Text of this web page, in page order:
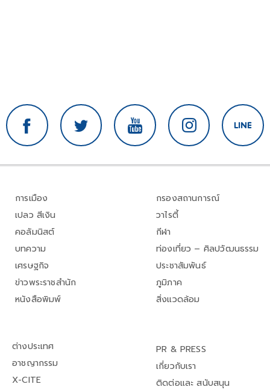
การเมือง
เปลว สีเงิน
คอลัมนิสต์
บทความ
เศรษฐกิจ
ข่าวพระราชสำนัก
หนังสือพิมพ์
กรองสถานการณ์
วาไรตี้
กีฬา
ท่องเที่ยว – ศิลปวัฒนธรรม
ประชาสัมพันธ์
ภูมิภาค
สิ่งแวดล้อม
ต่างประเทศ
อาชญากรรม
X-CITE
PR & PRESS
เกี่ยวกับเรา
ติดต่อและ สนับสนุน